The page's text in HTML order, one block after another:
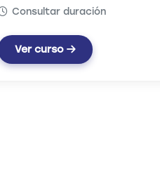
Consultar duración
Ver curso